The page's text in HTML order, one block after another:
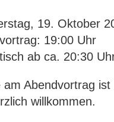
19. Oktober
19:00 Uhr
ab ca. 20:30
am Abendvortrag
willkommen.